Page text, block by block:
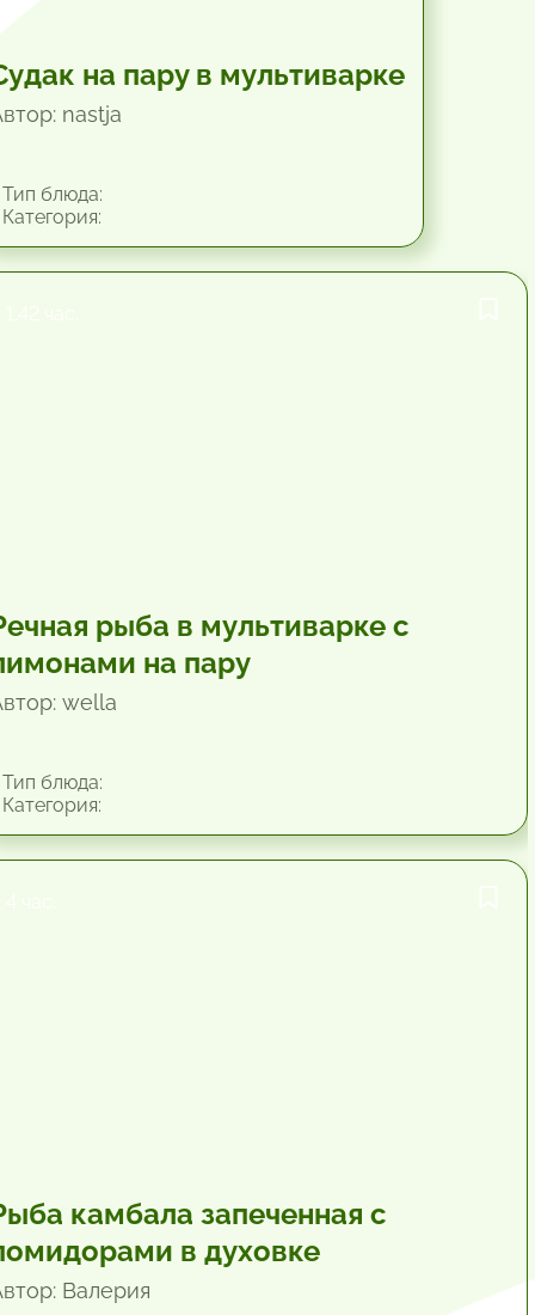
на пару в мультиварке
nastja
блюда:
рыба в мультиварке с
на пару
wella
блюда:
камбала запеченная с
в духовке
Валерия